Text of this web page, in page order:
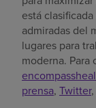
está
admiradas del
lugares para
moderna.
prensa, Twitter,